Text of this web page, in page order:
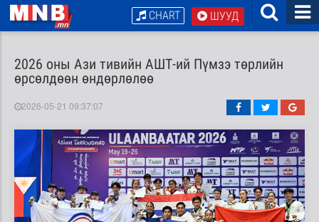
ШУУД
CHART
2026 оны Ази тивийн АШТ-ий Пүмзэ төрлийн
өрсөлдөөн өндөрлөлөө
2026-05-21 09:37:07